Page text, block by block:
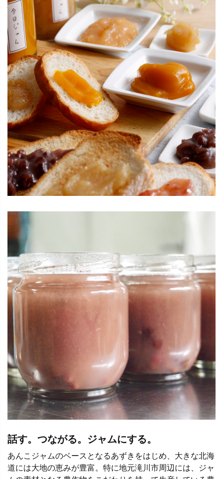
話す。つながる。ジャムにする。
あんこジャムのベースとなるあずきをはじめ、大きな北海
道には大地の恵みが豊富。特に地元滝川市周辺には、ジャ